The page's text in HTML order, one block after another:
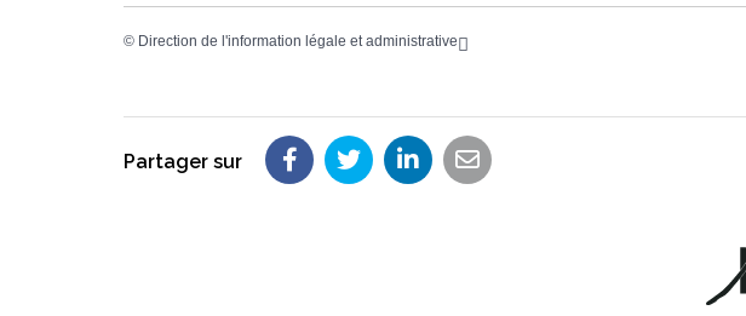
© Direction de l'information légale et administrative
Partager sur Partager sur Facebook
Partager sur Twitter
Partager sur LinkedIn
Partager par email